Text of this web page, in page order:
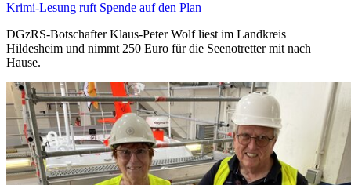
Krimi-Lesung ruft Spende auf den Plan
DGzRS-Botschafter Klaus-Peter Wolf liest im Landkreis
Hildesheim und nimmt 250 Euro für die Seenotretter mit nach
Hause.